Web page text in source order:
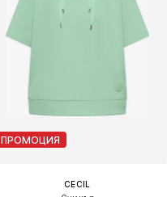
ПРОМОЦИЯ
CECIL